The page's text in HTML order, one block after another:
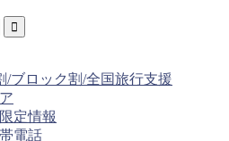
/ブロック割/全国旅行支援
定情報
電話